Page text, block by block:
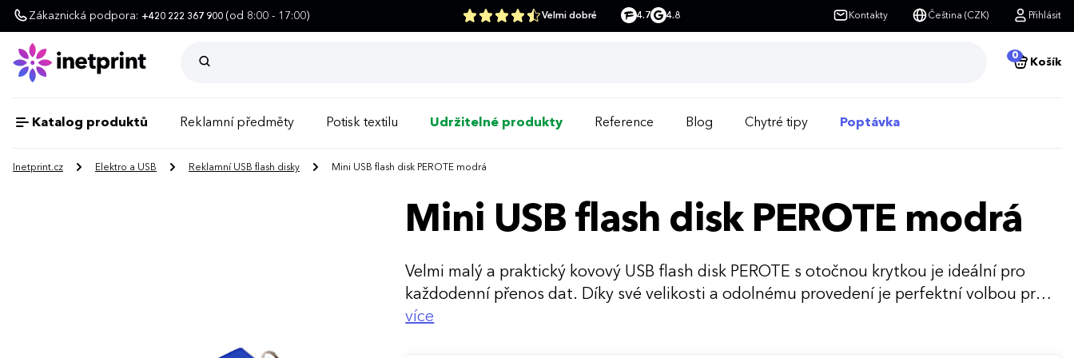
Zákaznická podpora: +420 222 367 900 (od 8:00 - 17:00) Velmi dobré 4.7 4.8 Kontakty Čeština (CZK) Přihlásit
0
Košík
Katalog produktů Reklamní předměty Potisk textilu Udržitelné produkty Reference Blog Chytré tipy Poptávka
Inetprint.cz Elektro a USB Reklamní USB flash disky Mini USB flash disk PEROTE modrá
Mini USB flash disk PEROTE modrá
Velmi malý a praktický kovový USB flash disk PEROTE s otočnou krytkou je ideální pro
každodenní přenos dat. Díky své velikosti a odolnému provedení je perfektní volbou pro
firmy i jednotlivce.
více